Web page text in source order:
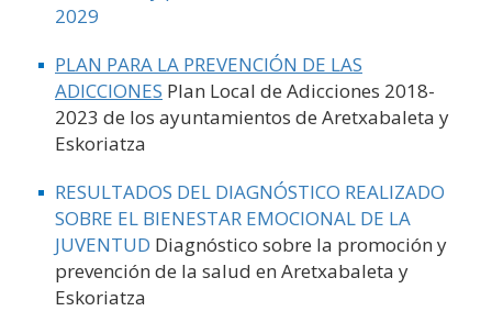
2029
PLAN PARA LA PREVENCIÓN DE LAS
ADICCIONES Plan Local de Adicciones 2018-
2023 de los ayuntamientos de Aretxabaleta y
Eskoriatza
RESULTADOS DEL DIAGNÓSTICO REALIZADO
SOBRE EL BIENESTAR EMOCIONAL DE LA
JUVENTUD Diagnóstico sobre la promoción y
prevención de la salud en Aretxabaleta y
Eskoriatza